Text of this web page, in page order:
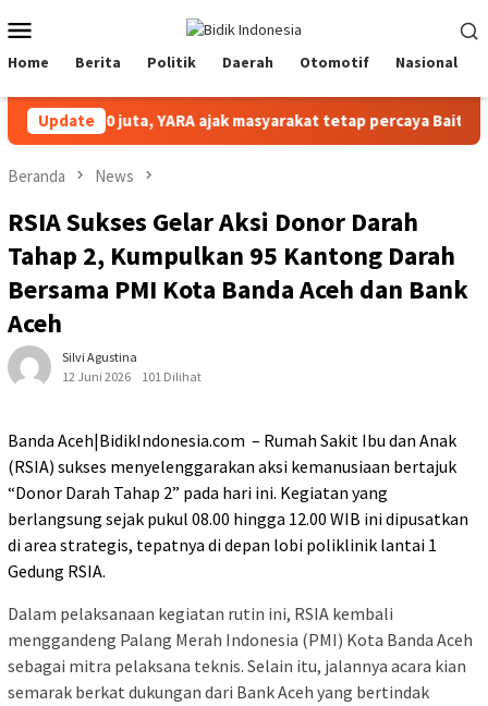
ke
kontenMobile
Home Berita Politik Daerah Otomotif Nasional
Update
Rp10 juta, YARA ajak masyarakat tetap percaya Baitul Mal
Beranda News
RSIA Sukses Gelar Aksi Donor Darah
Tahap 2, Kumpulkan 95 Kantong Darah
Bersama PMI Kota Banda Aceh dan Bank
Aceh
Silvi Agustina
12 Juni 2026
101 Dilihat
Banda Aceh|BidikIndonesia.com – Rumah Sakit Ibu dan Anak
(RSIA) sukses menyelenggarakan aksi kemanusiaan bertajuk
“Donor Darah Tahap 2” pada hari ini. Kegiatan yang
berlangsung sejak pukul 08.00 hingga 12.00 WIB ini dipusatkan
di area strategis, tepatnya di depan lobi poliklinik lantai 1
Gedung RSIA.
Dalam pelaksanaan kegiatan rutin ini, RSIA kembali
menggandeng Palang Merah Indonesia (PMI) Kota Banda Aceh
sebagai mitra pelaksana teknis. Selain itu, jalannya acara kian
semarak berkat dukungan dari Bank Aceh yang bertindak